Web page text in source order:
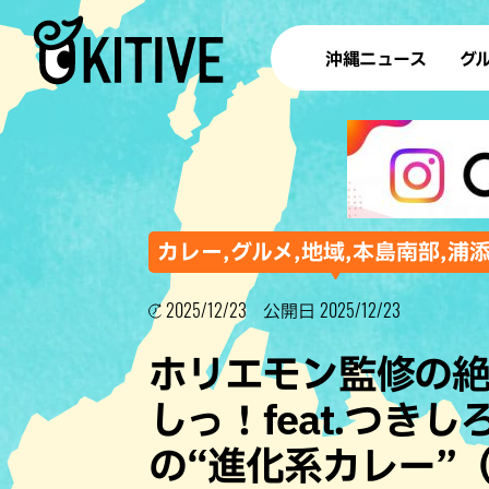
沖縄ニュース グ
ラ
テイ
すし
沖
ステー
その他
ブッフェ
カレー,グルメ,地域,本島南部,浦
2025/12/23 公開日 2025/12/23
ホリエモン監修の
しっ！feat.つきし
の“進化系カレー”